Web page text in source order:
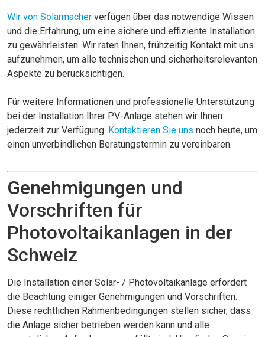
Wir von Solarmacher verfügen über das notwendige Wissen
und die Erfahrung, um eine sichere und effiziente Installation
zu gewährleisten. Wir raten Ihnen, frühzeitig Kontakt mit uns
aufzunehmen, um alle technischen und sicherheitsrelevanten
Aspekte zu berücksichtigen.
Für weitere Informationen und professionelle Unterstützung
bei der Installation Ihrer PV-Anlage stehen wir Ihnen
jederzeit zur Verfügung. Kontaktieren Sie uns noch heute, um
einen unverbindlichen Beratungstermin zu vereinbaren.
Genehmigungen und
Vorschriften für
Photovoltaikanlagen in der
Schweiz
Die Installation einer Solar- / Photovoltaikanlage erfordert
die Beachtung einiger Genehmigungen und Vorschriften.
Diese rechtlichen Rahmenbedingungen stellen sicher, dass
die Anlage sicher betrieben werden kann und alle